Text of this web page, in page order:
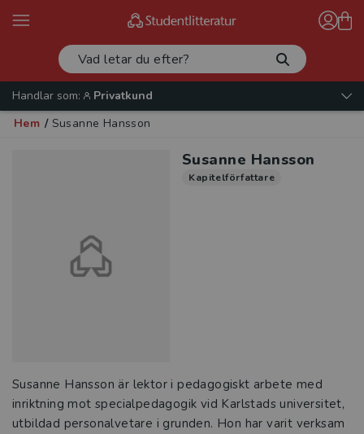
Handlar som:
Privatkund
Hem / Susanne Hansson
Susanne Hansson
Kapitelförfattare
Susanne Hansson är lektor i pedagogiskt arbete med
inriktning mot specialpedagogik vid Karlstads universitet,
utbildad personalvetare i grunden. Hon har varit verksam